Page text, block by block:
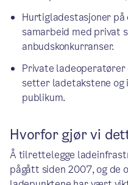
Hurtigladestasjoner
samarbeid med privat
anbudskonkurranser.
Private
setter ladetakstene
publikum.
Hvorfor gjør vi
Å tilrettelegge
pågått siden 2007, og de